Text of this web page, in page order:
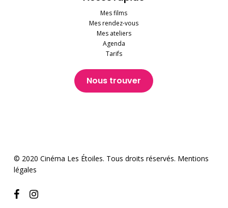
Mes films
Mes rendez-vous
Mes ateliers
Agenda
Tarifs
Nous trouver
© 2020 Cinéma Les Étoiles. Tous droits réservés. Mentions
légales
facebookinstagram